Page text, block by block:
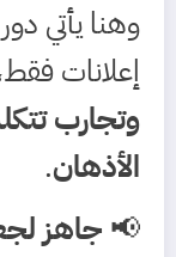
وهنا يأتي دور
إعلانات
وتجارب
الأذهان.
📢 جاهز